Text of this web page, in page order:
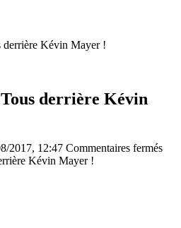
derrière Kévin Mayer !
derrière Kévin
2017, 12:47 Commentaires fermés
Kévin Mayer !